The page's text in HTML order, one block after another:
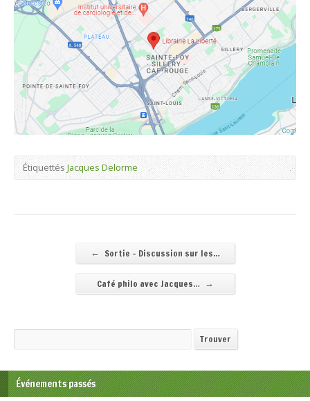
ÉtiquettésJacques Delorme
← Sortie - Discussion sur les…
Café philo avec Jacques… →
Trouver
Événements passés